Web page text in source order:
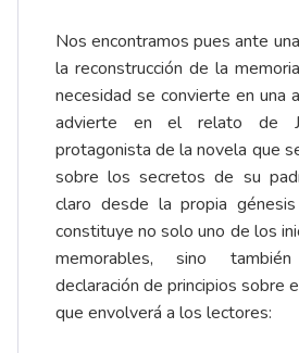
Nos encontramos pues ante
la reconstrucción de la
necesidad se convierte en una
advierte en el relato de
protagonista de la novela que
sobre los secretos de su
claro desde la propia
constituye no solo uno de los
memorables, sino
declaración de principios sobre
que envolverá a los lectores: